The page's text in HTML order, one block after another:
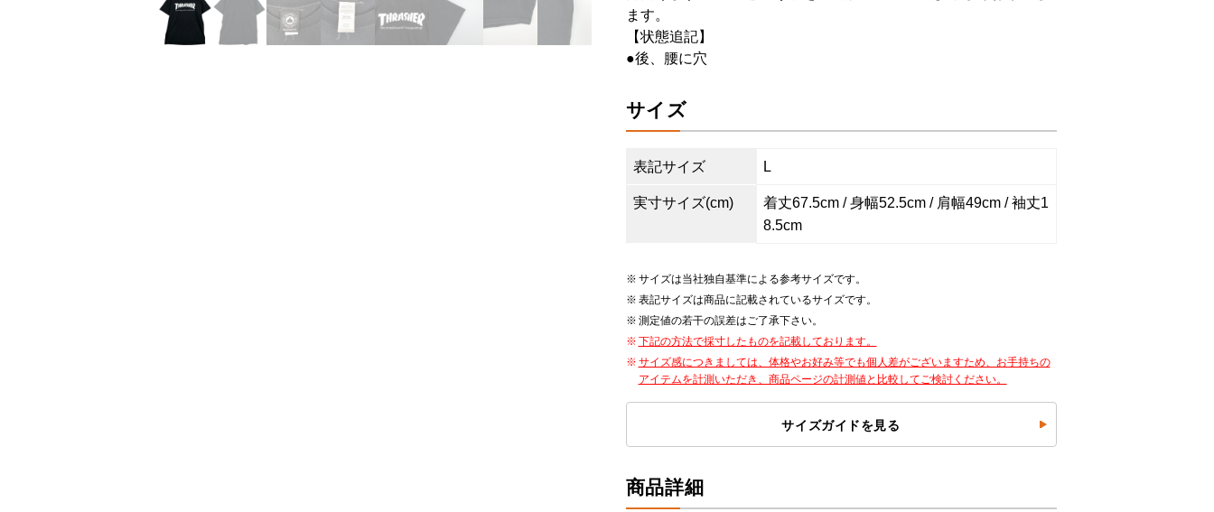
ます。
【状態追記】
●後、腰に穴
サイズ
表記サイズ L
実寸サイズ(cm)
着丈67.5cm / 身幅52.5cm / 肩幅49cm / 袖丈1
8.5cm
サイズは当社独自基準による参考サイズです。
表記サイズは商品に記載されているサイズです。
測定値の若干の誤差はご了承下さい。
下記の方法で採寸したものを記載しております。
サイズ感につきましては、体格やお好み等でも個人差がございますため、お手持ちの
アイテムを計測いただき、商品ページの計測値と比較してご検討ください。
サイズガイドを見る
商品詳細